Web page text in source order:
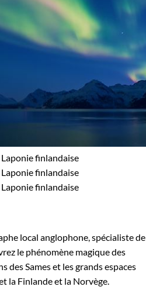
local anglophone, spécialiste de
le phénomène magique des
des Sames et les grands espaces
la Finlande et la Norvège.